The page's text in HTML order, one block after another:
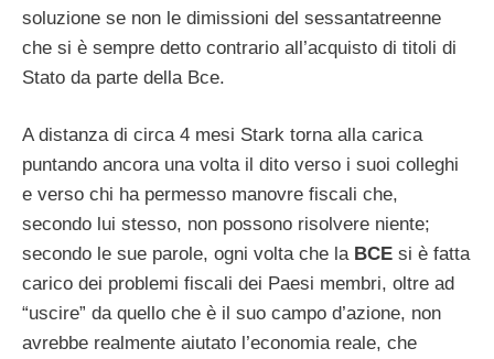
soluzione se non le dimissioni del sessantatreenne
che si è sempre detto contrario all’acquisto di titoli di
Stato da parte della Bce.
A distanza di circa 4 mesi Stark torna alla carica
puntando ancora una volta il dito verso i suoi colleghi
e verso chi ha permesso manovre fiscali che,
secondo lui stesso, non possono risolvere niente;
secondo le sue parole, ogni volta che la BCE si è fatta
carico dei problemi fiscali dei Paesi membri, oltre ad
“uscire” da quello che è il suo campo d’azione, non
avrebbe realmente aiutato l’economia reale, che